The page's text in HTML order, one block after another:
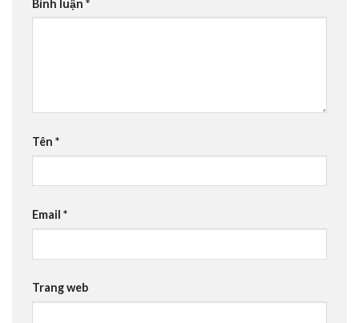
Bình luận *
Tên *
Email *
Trang web